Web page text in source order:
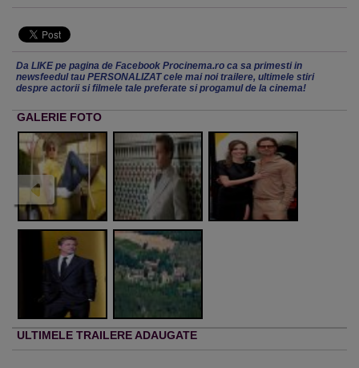
Da LIKE pe pagina de Facebook Procinema.ro ca sa primesti in
newsfeedul tau PERSONALIZAT cele mai noi trailere, ultimele stiri
despre actorii si filmele tale preferate si progamul de la cinema!
GALERIE FOTO
ULTIMELE TRAILERE ADAUGATE